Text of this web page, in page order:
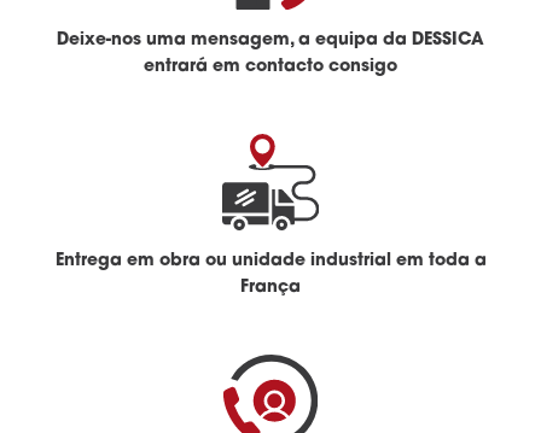
Deixe-nos uma mensagem, a equipa da DESSICA
entrará em contacto consigo
Entrega em obra ou unidade industrial em toda a
França